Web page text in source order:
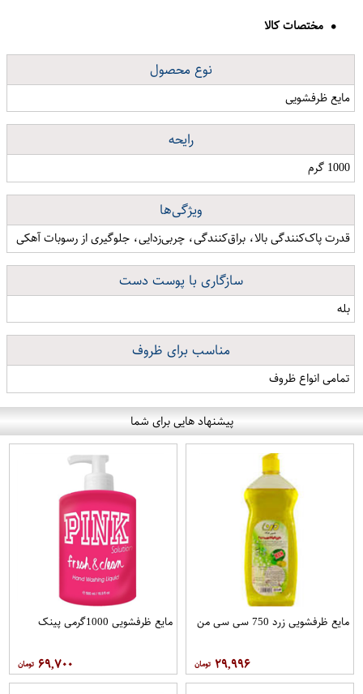
مختصات کالا
نوع محصول
مایع ظرفشویی
رایحه
1000 گرم
ویژگی‌ها
قدرت پاک‌کنندگی بالا، براق‌کنندگی، چربی‌زدایی، جلوگیری از رسوبات آهکی
سازگاری با پوست دست
بله
مناسب برای ظروف
تمامی انواع ظروف
پیشنهاد هایی برای شما
مایع ظرفشویی زرد 750 سی سی من
۲۹,۹۹۶
مایع ظرفشویی 1000گرمی پینک
۶۹,۷۰۰